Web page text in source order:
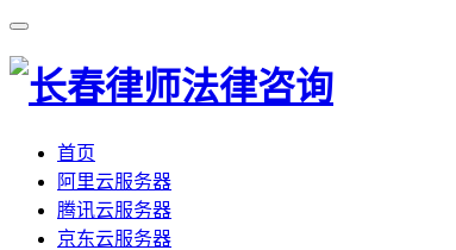
首页
阿里云服务器
腾讯云服务器
京东云服务器